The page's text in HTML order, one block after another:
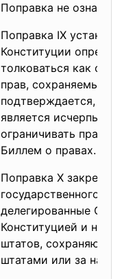
Поправка не
Поправка IX
Конституции
толковаться как
прав, сохраняемых
подтверждается, что
является
ограничивать права
Биллем о правах.
Поправка X
государственного
делегированные
Конституцией и не
штатов,
штатами или за